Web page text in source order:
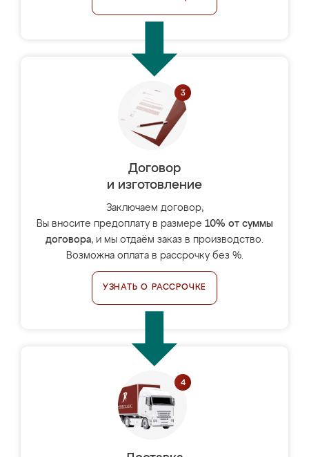
Договор
и изготовление
Заключаем договор,
Вы вносите предоплату в размере 10% от суммы
договора, и мы отдаём заказ в производство.
Возможна оплата в рассрочку без %.
УЗНАТЬ О РАССРОЧКЕ